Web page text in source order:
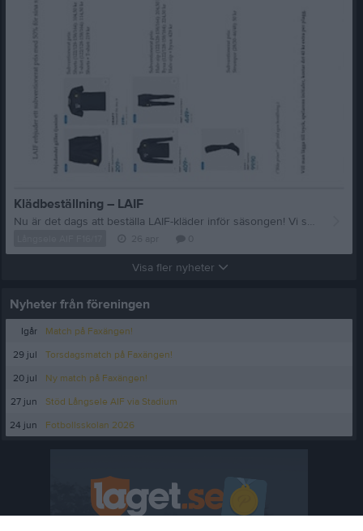
Klädbeställning – LAIF
Nu är det dags att beställa LAIF-kläder inför säsongen! Vi samarbetar med Helgum, men denna beställning gäller LAIF-kläder – och alla är självklart välkomna att beställa. Sista beställningsdag: 30 april Jag skickar in den gemensamma beställningen direkt efter det datumet. För att det ska bli så smidigt som möjligt för alla vill jag att ni gör beställningen enligt nedan: Beställning skickas via mail till: soderholm.invest@gmail.com Viktigt: Skriv barnets namn i ämnesraden Ange vilka plagg ni vill beställa Ange storlek Skriv om ni önskar initialer Betalning: Swisha i samband med beställningen till 072-577 54 11 Märk betalningen med barnets namn Jag samlar ihop alla beställningar och skickar in dem gemensamt. Om någon storlek skulle vara slut vid beställningstillfället swishar jag tillbaka motsvarande belopp.
Visa fler nyheter
Nyheter från föreningen
Igår
Match på Faxängen!
29 jul
Torsdagsmatch på Faxängen!
20 jul
Ny match på Faxängen!
27 jun
Stöd Långsele AIF via Stadium
24 jun
Fotbollsskolan 2026